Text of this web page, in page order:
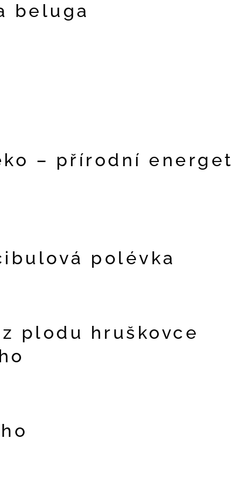
beluga
– přírodní
polévka
plodu hruškovce